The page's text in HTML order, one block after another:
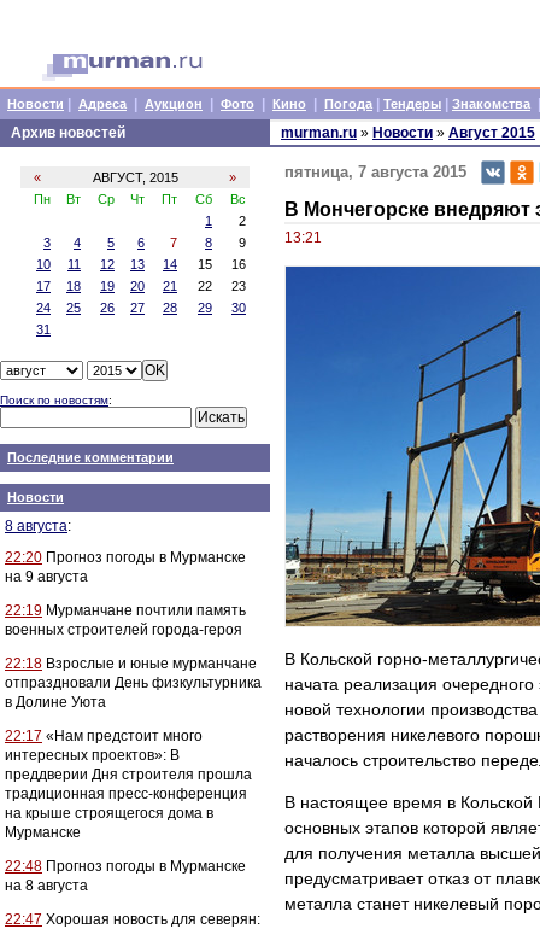
Новости Адреса Аукцион Фото Кино Погода Тендеры Знакомства
Архив новостей
« АВГУСТ, 2015
»
Пн
Вт Ср Чт Пт Сб
Вс
1
2
3
4 5 6 7 8
9
10
11 12 13 14 15
16
17
18 19 20 21 22
23
24
25 26 27 28 29
30
31
Поиск по новостям:
Последние комментарии
Новости
8 августа:
22:20 Прогноз погоды в Мурманске
на 9 августа
22:19 Мурманчане почтили память
военных строителей города-героя
22:18 Взрослые и юные мурманчане
отпраздновали День физкультурника
в Долине Уюта
22:17 «Нам предстоит много
интересных проектов»: В
преддверии Дня строителя прошла
традиционная пресс-конференция
на крыше строящегося дома в
Мурманске
22:48 Прогноз погоды в Мурманске
на 8 августа
22:47 Хорошая новость для северян:
murman.ru » Новости » Август 2015
пятница, 7 августа 2015
В Мончегорске внедряют
13:21
В Кольской горно-
начата реализация
новой технологии
растворения никелевого
началось строительство
В настоящее время в
основных этапов которой
для получения металла высшей
предусматривает отказ от
металла станет никелевый